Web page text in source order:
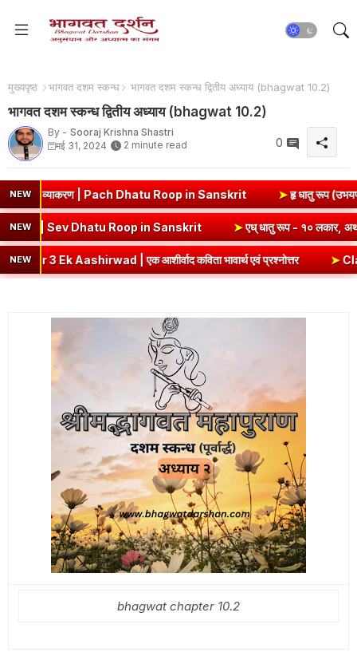
मुख्यपृष्ठ भागवत दशम स्कन्ध भागवत दशम स्कन्ध द्वितीय अध्याय (bhagwat 10.2)
भागवत दशम स्कन्ध द्वितीय अध्याय (bhagwat 10.2)
By - Sooraj Krishna Shastri
मई 31, 2024
2 minute read 0
NEW
| Pach Dhatu Roop in Sanskrit ➤हृ धातु रूप (उभयपदी) - १० लकार,
NEW
- १० लकार, अर्थ एवं व्याकरण | Sev Dhatu Roop in Sanskrit ➤एध्
NEW
| एक आशीर्वाद कविता भावार्थ एवं प्रश्नोत्तर ➤Class 8 Hindi
bhagwat chapter 10.2